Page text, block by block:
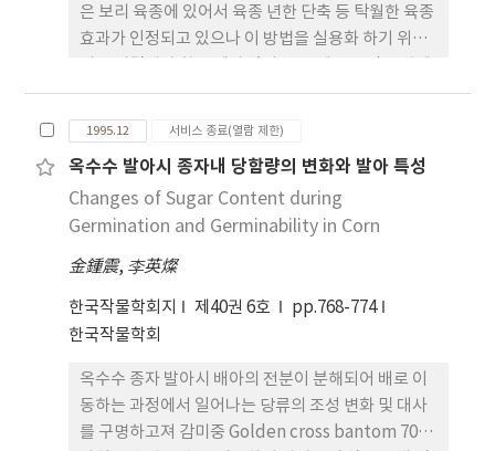
육시간별로 보면 속효성 비료는 분얼기와 유수형성기
에는 큰 차가 없었고 출수기에 가장 많이 함유하였으
는 속효성 비료와는 달리 분얼기에도 높았고 유수형
성기에서 보다 많이 함유하였으며 출수이후 황열기까
지 완만한 감소를 보였던 바 두 재배유형이 비슷한 경
향을 보였다. 5. 출수기는 건답직파가 기계이앙보다 2
일 지연되었고 관행(속효성 100%이앙 어린모기계이
앙)대비 완효성 비료는 어린모기계이앙에서는 2∼3
일, 건답직파에서는 4∼5일이 지연되었고 간장은 속
효성 비료에서는 기계이앙이, 완효성 비료에서는 건
답직파가 컸다. 6. m 당 수수는 건답직파에서 많았고,
완효성 비료에서 많았으며 등숙율은 기계이앙재배가
다. 7. 수량은 실행(516kg/10a)대비 속효성 비료의
100%와 80% 수준에서는 건답직파가 101%와
100% 그리고 어린모기계이앙은 80% 시비에서 6%
은 보리 육종에 있어서 육종 년한 단축 등 탁월한 육종
효과가 인정되고 있으나 이 방법을 실용화 하기 위해
서 얻은 소수의 반수체 배를 안정적으로 보리 육종에
적용하기 위한 system을 개발코자 실시하였다. 이를
위하여 callus 배양을 위한 적정 2,4-D농도와 유기
식물체에 대한 발근촉진에 필요한 적정 IAA농도 선발
및 염색체 배가에 관한 시험에서 얻은 결과를 요약하
면 다음과 같다. 1. Callus유기율은 3ppnm 2,4-D구
5ppm구에서 미성숙 배가 33.8%, 성숙 배가5.6%로
서 미성숙 배가 성숙 배보다 월등히 높았다. 2. Callus
당 식물체 유기율은 미숙 배에서 6.16개체, 성숙 배에
무관하였으며 2,4-D 농도별로는 미성숙배 구에서
3ppm이 5ppm 보다 약간 높은 경향이 었다. 3. 발근
촉진을 위한 IAA농도별 반응 시험에서는 callus에서
1995.12 서비스 종료(열람 제한)
옥수수 발아시 종자내 당함량의 변화와 발아 특성
Changes of Sugar Content during
Germination and Germinability in Corn
金鍾震, 李英燦
한국작물학회지 제40권 6호
pp.768-774
한국작물학회
옥수수 종자 발아시 배아의 전분이 분해되어 배로 이
동하는 과정에서 일어나는 당류의 조성 변화 및 대사
를 구명하고져 감미중 Golden cross bantom 70과